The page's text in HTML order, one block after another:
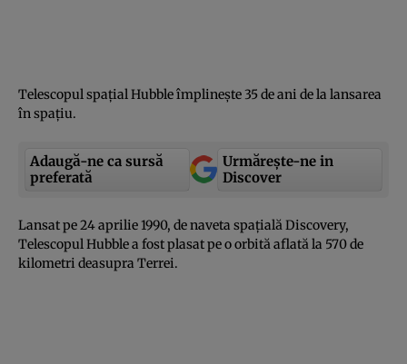
Telescopul spaţial Hubble împlineşte 35 de ani de la lansarea
în spaţiu.
Adaugă-ne ca sursă
preferată
Urmărește-ne in
Discover
Lansat pe 24 aprilie 1990, de naveta spaţială Discovery,
Telescopul Hubble a fost plasat pe o orbită aflată la 570 de
kilometri deasupra Terrei.